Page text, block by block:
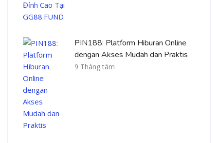
PIN188: Platform Hiburan Online
dengan Akses Mudah dan Praktis
9 Tháng tám